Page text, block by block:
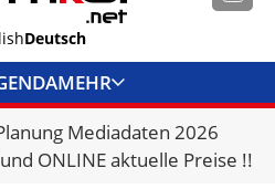
Deutsch
MEHR
Mediadaten 2026
ONLINE aktuelle Preise !!